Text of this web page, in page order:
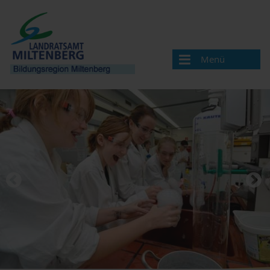
Menü
Bildungsregion
Aktuelles
Veranstaltungen / Termine
Veranstaltung melden
Bildungsregionen in Bayern
Angebote & Projekte